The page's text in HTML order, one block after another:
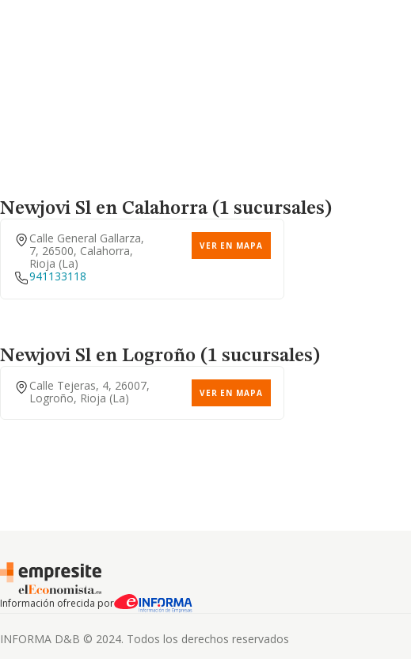
Newjovi Sl en Calahorra (1 sucursales)
Calle General Gallarza,
7, 26500, Calahorra,
Rioja (la)
VER EN MAPA
941133118
Newjovi Sl en Logroño (1 sucursales)
Calle Tejeras, 4, 26007,
Logroño, Rioja (la)
VER EN MAPA
Información ofrecida por
INFORMA D&B © 2024. Todos los derechos reservados